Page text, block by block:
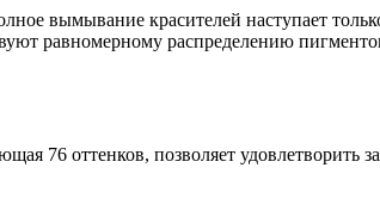
вымывание красителей наступает
равномерному распределению
76 оттенков, позволяет